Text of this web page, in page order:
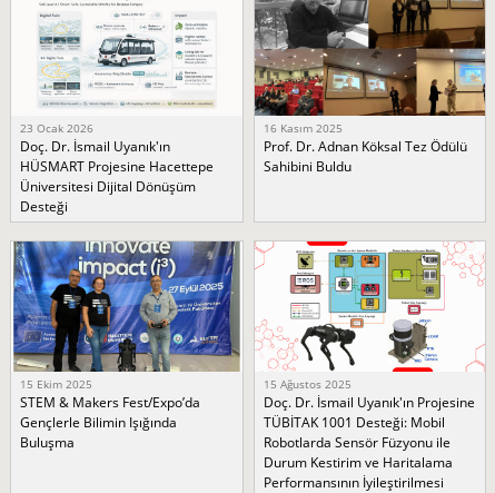
23 Ocak 2026
Doç. Dr. İsmail Uyanık'ın
HÜSMART Projesine Hacettepe
Üniversitesi Dijital Dönüşüm
Desteği
16 Kasım 2025
Prof. Dr. Adnan Köksal Tez Ödülü
Sahibini Buldu
15 Ekim 2025
STEM & Makers Fest/Expo’da
Gençlerle Bilimin Işığında
Buluşma
15 Ağustos 2025
Doç. Dr. İsmail Uyanık'ın Projesine
TÜBİTAK 1001 Desteği: Mobil
Robotlarda Sensör Füzyonu ile
Durum Kestirim ve Haritalama
Performansının İyileştirilmesi